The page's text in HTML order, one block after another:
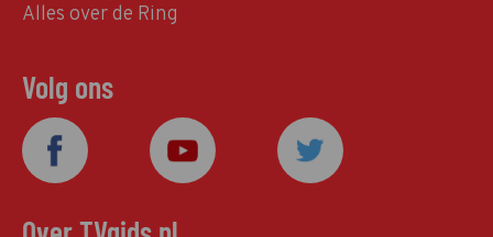
Alles over de Ring
Volg ons